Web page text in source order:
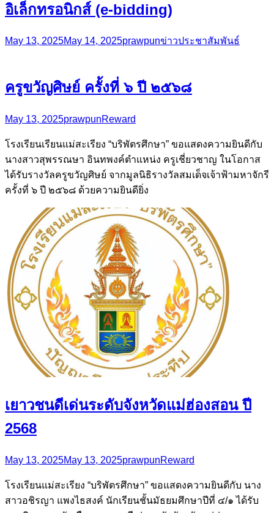
อิเล็กทรอนิกส์ (e-bidding)
May 13, 2025May 14, 2025prawpunข่าวประชาสัมพันธ์
ครูขวัญศิษย์ ครั้งที่ ๖ ปี ๒๕๖๘
May 13, 2025prawpunReward
โรงเรียนเรียนแม่สะเรียง “บริพัตรศึกษา” ขอแสดงความยินดีกับ
นางสาวสุพรรณษา อินทพงค์ตำแหน่ง ครูเชี่ยวชาญ ในโอกาส
ได้รับรางวัลครูขวัญศิษย์ จากมูลนิธิรางวัลสมเด็จเจ้าฟ้ามหาจักรี
ครั้งที่ ๖ ปี ๒๕๖๘ ด้วยความยินดียิ่ง
เยาวชนดีเด่นระดับจังหวัดแม่ฮ่องสอน ปี
2568
May 13, 2025May 13, 2025prawpunReward
โรงเรียนแม่สะเรียง “บริพัตรศึกษา” ขอแสดงความยินดีกับ นาง
สาวอชิรญา แพงไธสงค์ นักเรียนชั้นมัธยมศึกษาปีที่ ๔/๑ ได้รับ